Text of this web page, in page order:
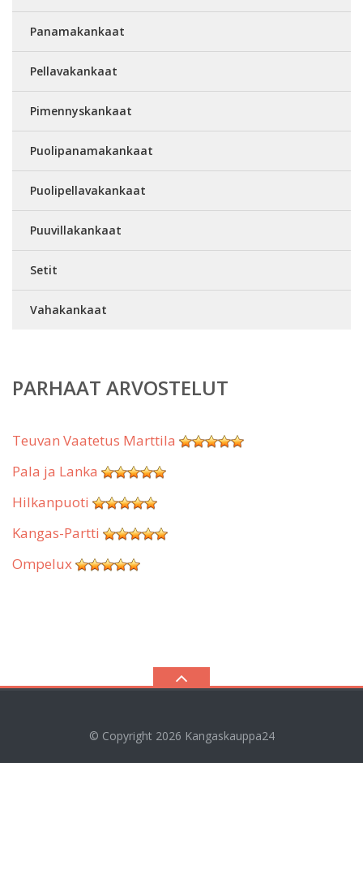
Panamakankaat
Pellavakankaat
Pimennyskankaat
Puolipanamakankaat
Puolipellavakankaat
Puuvillakankaat
Setit
Vahakankaat
PARHAAT ARVOSTELUT
Teuvan Vaatetus Marttila
Pala ja Lanka
Hilkanpuoti
Kangas-Partti
Ompelux
© Copyright 2026 Kangaskauppa24